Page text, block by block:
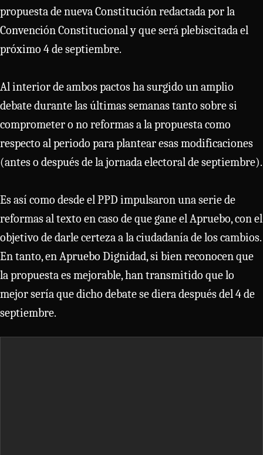
propuesta de nueva Constitución redactada por la
Convención Constitucional y que será plebiscitada el
próximo 4 de septiembre.
Al interior de ambos pactos ha surgido un amplio
debate durante las últimas semanas tanto sobre si
comprometer o no reformas a la propuesta como
respecto al periodo para plantear esas modificaciones
(antes o después de la jornada electoral de septiembre).
Es así como desde el PPD impulsaron una serie de
reformas al texto en caso de que gane el Apruebo, con el
objetivo de darle certeza a la ciudadanía de los cambios.
En tanto, en Apruebo Dignidad, si bien reconocen que
la propuesta es mejorable, han transmitido que lo
mejor sería que dicho debate se diera después del 4 de
septiembre.